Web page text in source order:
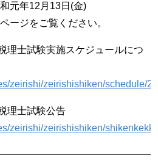
元年12月13日(金)
ージをご覧ください。
理士試験実施スケジュールにつ
zeirishi/zeirishishiken/schedule/
理士試験公告
zeirishi/zeirishishiken/